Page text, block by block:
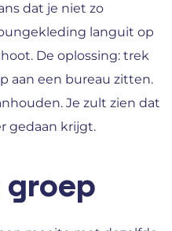
dat je niet zo
languit op
De oplossing: trek
aan een bureau zitten.
Je zult zien dat
gedaan krijgt.
groep